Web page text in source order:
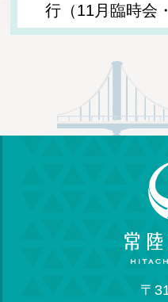
行（11月臨時会
〒